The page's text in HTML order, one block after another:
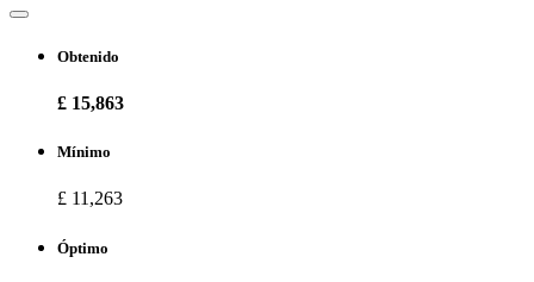
Obtenido
£ 15,863
Mínimo
£ 11,263
Óptimo